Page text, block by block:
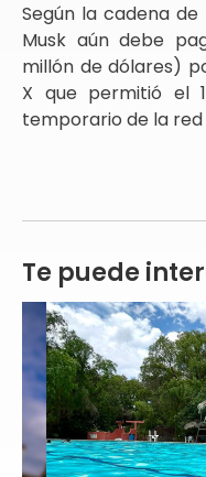
Según la cadena
Musk aún debe
millón de dólares)
X que permitió el
temporario de la red
Te puede